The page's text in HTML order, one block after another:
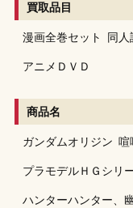
買取品目
漫画全巻セット 同人
アニメＤＶＤ
商品名
ガンダムオリジン 喧
プラモデルＨＧシリ
ハンターハンター、